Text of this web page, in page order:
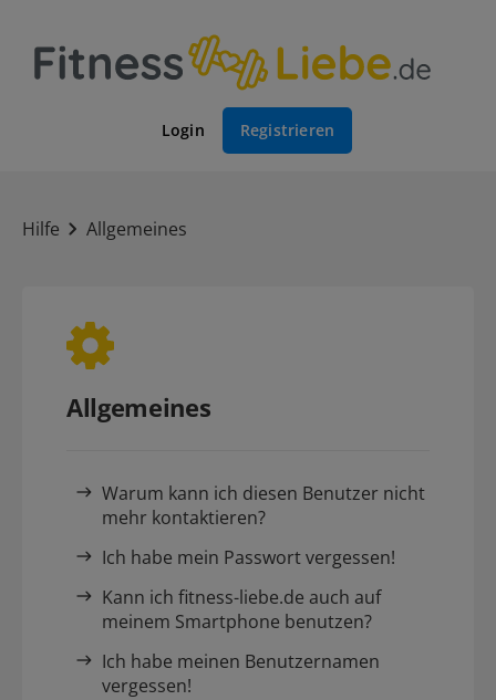
Login Registrieren
Hilfe Allgemeines
Allgemeines
Warum kann ich diesen Benutzer nicht
mehr kontaktieren?
Ich habe mein Passwort vergessen!
Kann ich fitness-liebe.de auch auf
meinem Smartphone benutzen?
Ich habe meinen Benutzernamen
vergessen!